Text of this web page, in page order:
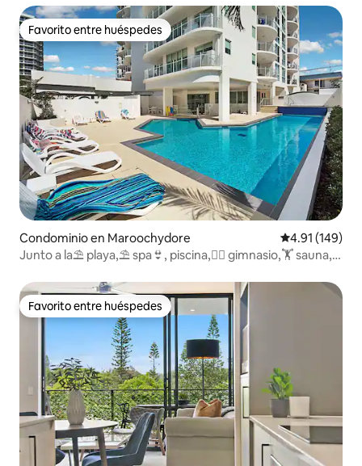
Favorito entre huéspedes
Favorito entre huéspedes
Condominio en Maroochydore Calificación
4.91 (149)
Junto a la⛱ playa,⛱ spa👙, piscina,🏊‍♀️ gimnasio,🏋️ sauna,
Favorito entre huéspedes
Favorito entre huéspedes